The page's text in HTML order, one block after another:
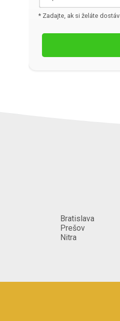
* Zadajte, ak si želáte
Bratislava
Prešov
Nitra